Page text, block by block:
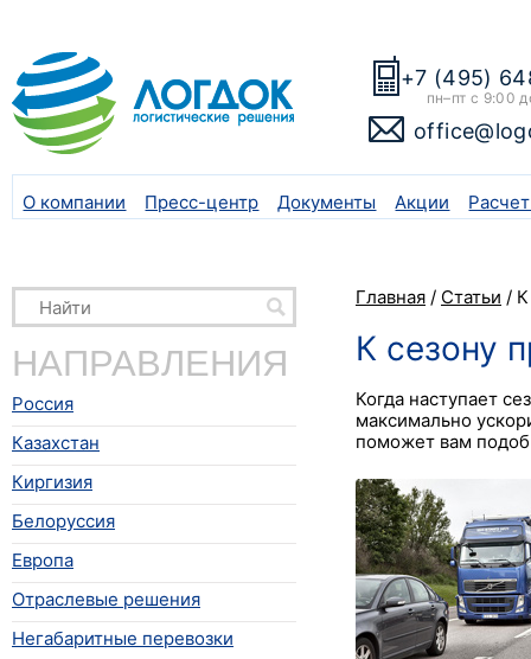
+7 (495)
пн–пт с 9:00
О компании Пресс-центр Документы Акции
НАПРАВЛЕНИЯ
Россия
Казахстан
Киргизия
Белоруссия
Европа
Отраслевые решения
Негабаритные перевозки
Главная / Статьи /
К сезону
Когда наступает
максимально
поможет вам